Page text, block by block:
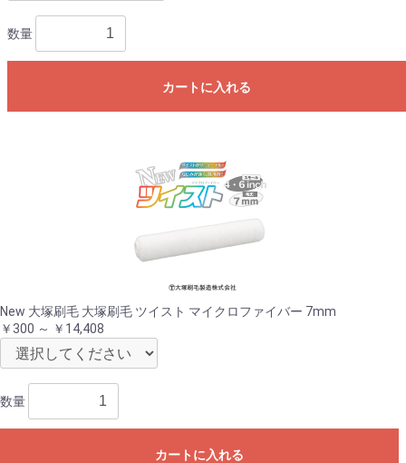
数量
カートに入れる
New 大塚刷毛 大塚刷毛 ツイスト マイクロファイバー 7mm
￥300 ～ ￥14,408
数量
カートに入れる